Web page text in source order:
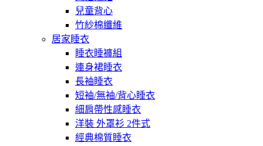
兒童背心
竹紗棉纖維
居家睡衣
睡衣睡褲組
連身裙睡衣
長袖睡衣
短袖/無袖/背心睡衣
細肩帶性感睡衣
洋裝 外罩衫 2件式
經典棉質睡衣